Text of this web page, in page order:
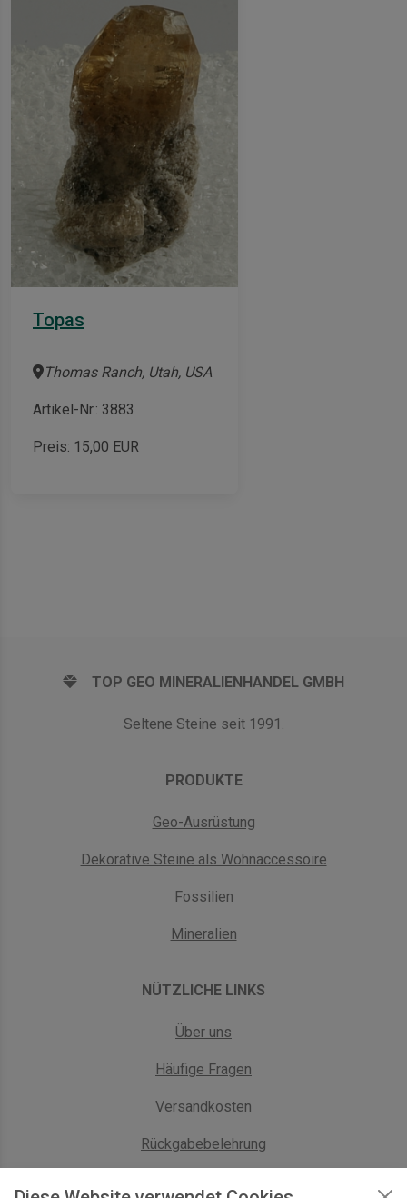
Topas
Thomas Ranch, Utah, USA
Artikel-Nr.: 3883
Preis: 15,00 EUR
TOP GEO MINERALIENHANDEL GMBH
Seltene Steine seit 1991.
PRODUKTE
Geo-Ausrüstung
Dekorative Steine als Wohnaccessoire
Fossilien
Mineralien
NÜTZLICHE LINKS
Über uns
Häufige Fragen
Versandkosten
Rückgabebelehrung